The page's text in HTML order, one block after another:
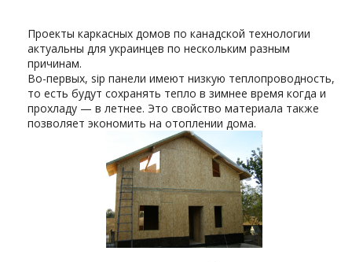
Проекты каркасных домов по канадской технологии
актуальны для украинцев по нескольким разным
причинам.
Во-первых, sip панели имеют низкую теплопроводность,
то есть будут сохранять тепло в зимнее время когда и
прохладу — в летнее. Это свойство материала также
позволяет экономить на отоплении дома.